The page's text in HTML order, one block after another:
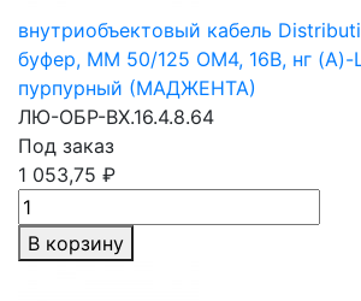
внутриобъектовый кабель
буфер, MM 50/125 OM4, 16В, нг (A)-
пурпурный (МАДЖЕНТА)
ЛЮ-ОБР-ВХ.16.4.8.64
Под заказ
1 053,75 ₽
В корзину